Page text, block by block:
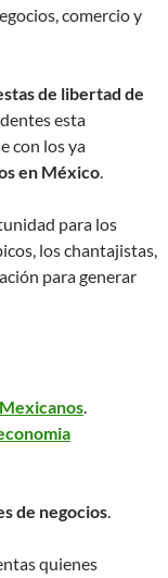
comercio y
de libertad de
esta
con los ya
en México.
para los
los chantajistas,
para generar
.
de negocios.
quienes